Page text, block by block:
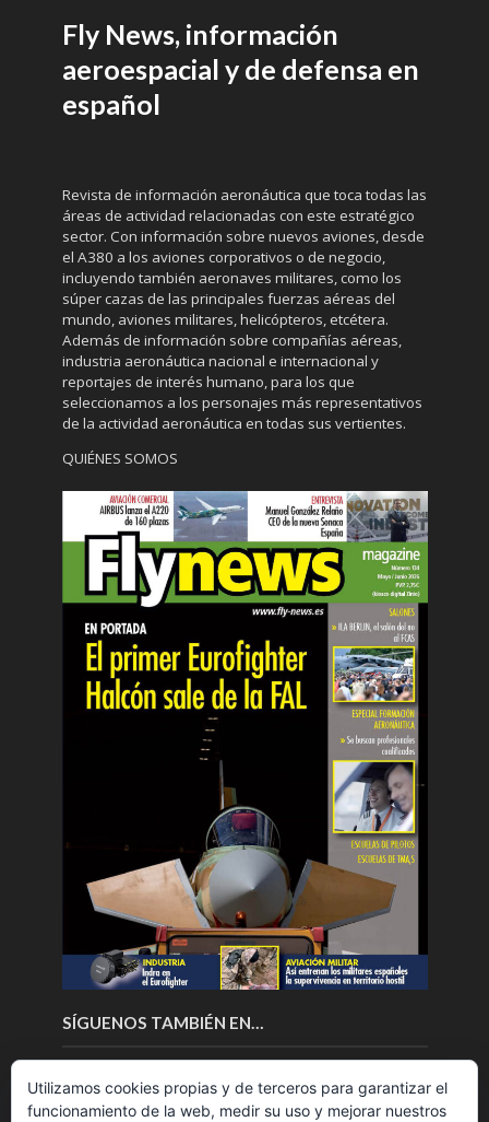
Fly News, información
aeroespacial y de defensa en
español
Revista de información aeronáutica que toca todas las
áreas de actividad relacionadas con este estratégico
sector. Con información sobre nuevos aviones, desde
el A380 a los aviones corporativos o de negocio,
incluyendo también aeronaves militares, como los
súper cazas de las principales fuerzas aéreas del
mundo, aviones militares, helicópteros, etcétera.
Además de información sobre compañías aéreas,
industria aeronáutica nacional e internacional y
reportajes de interés humano, para los que
seleccionamos a los personajes más representativos
de la actividad aeronáutica en todas sus vertientes.
QUIÉNES SOMOS
SÍGUENOS TAMBIÉN EN…
Utilizamos cookies propias y de terceros para garantizar el
funcionamiento de la web, medir su uso y mejorar nuestros